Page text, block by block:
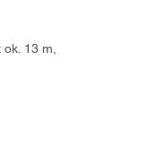
13 m,